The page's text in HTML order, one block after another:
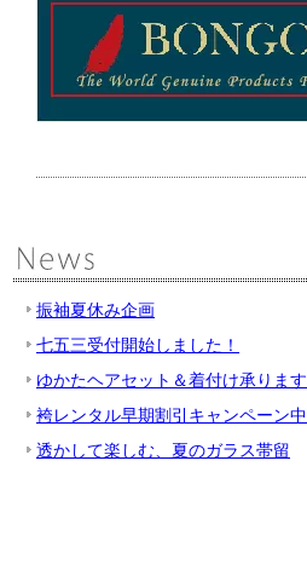
振袖夏休み企画
七五三受付開始しました！
ゆかたヘアセット＆着付け承ります
袴レンタル早期割引キャンペーン中
透かして楽しむ、夏のガラス帯留